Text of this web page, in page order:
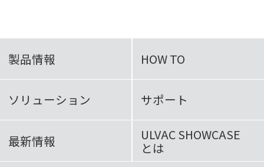
製品情報 HOW TO
ソリューション サポート
最新情報 ULVAC SHOWCASE
とは